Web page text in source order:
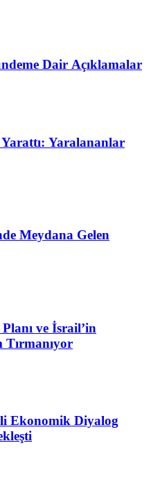
Dair Açıklamalar
Yaralananlar
Meydana Gelen
ve İsrail’in
Tırmanıyor
Ekonomik Diyalog